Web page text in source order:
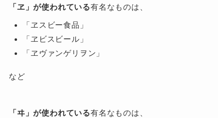
「ヱ」が使われている有名なものは、
「ヱスビー食品」
「ヱビスビール」
「ヱヴァンゲリヲン」
など
「ヰ」が使われている有名なものは、